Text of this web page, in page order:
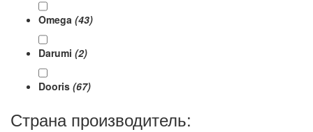
Omega (43)
Darumi (2)
Dooris (67)
Страна производитель: